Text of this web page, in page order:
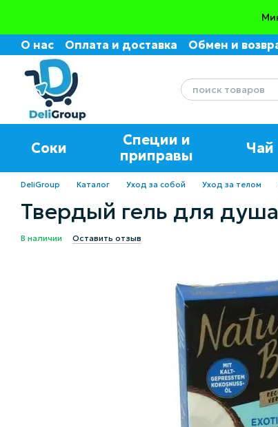
О нас Оплата и доставка Обмен и
Пользовательское соглашение
Соки
Специи и
приправы
Чай
DeliGroup Каталог Уход за собой Уход за телом
Твердый гель для
В наличии Оставить отзыв